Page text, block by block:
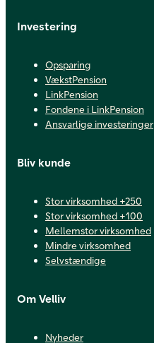
Investering
Opsparing
VækstPension
LinkPension
Fondene i LinkPension
Ansvarlige investeringer
Bliv kunde
Stor virksomhed +250
Stor virksomhed +100
Mellemstor virksomhed
Mindre virksomhed
Selvstændige
Om Velliv
Nyheder